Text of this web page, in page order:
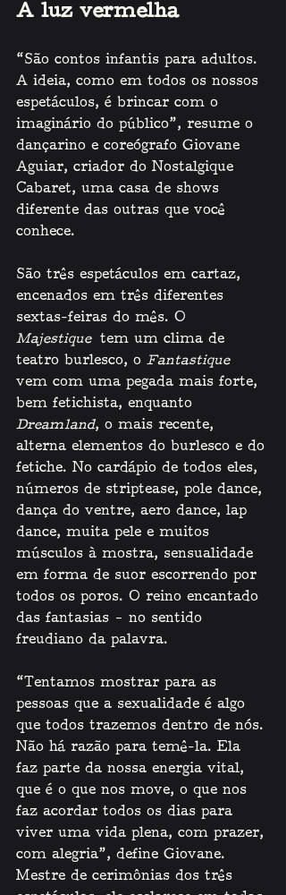
A luz vermelha
“São contos infantis para adultos.
A ideia, como em todos os nossos
espetáculos, é brincar com o
imaginário do público”, resume o
dançarino e coreógrafo Giovane
Aguiar, criador do Nostalgique
Cabaret, uma casa de shows
diferente das outras que você
conhece.
São três espetáculos em cartaz,
encenados em três diferentes
sextas-feiras do mês. O
Majestique tem um clima de
teatro burlesco, o Fantastique
vem com uma pegada mais forte,
bem fetichista, enquanto
Dreamland, o mais recente,
alterna elementos do burlesco e do
fetiche. No cardápio de todos eles,
números de striptease, pole dance,
dança do ventre, aero dance, lap
dance, muita pele e muitos
músculos à mostra, sensualidade
em forma de suor escorrendo por
todos os poros. O reino encantado
das fantasias – no sentido
freudiano da palavra.
“Tentamos mostrar para as
pessoas que a sexualidade é algo
que todos trazemos dentro de nós.
Não há razão para temê-la. Ela
faz parte da nossa energia vital,
que é o que nos move, o que nos
faz acordar todos os dias para
viver uma vida plena, com prazer,
com alegria”, define Giovane.
Mestre de cerimônias dos três